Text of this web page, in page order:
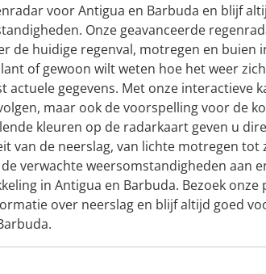
voor Antigua en Barbuda en blijf
Onze geavanceerde
de huidige regenval, motregen en buien
of gewoon wilt weten hoe het weer
actuele gegevens. Met onze interactieve
maar ook de voorspelling voor de
kleuren op de radarkaart geven u
van de neerslag, van lichte motregen tot
verwachte weersomstandigheden aan
in Antigua en Barbuda. Bezoek onze
over neerslag en blijf altijd goed